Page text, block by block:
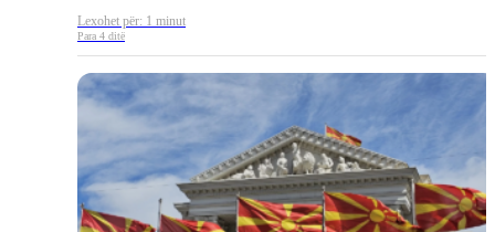
Lexohet për: 1 minut
Para 4 ditë